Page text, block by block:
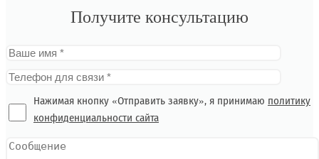
Получите консультацию
Нажимая кнопку «Отправить заявку», я принимаю политику
конфиденциальности сайта